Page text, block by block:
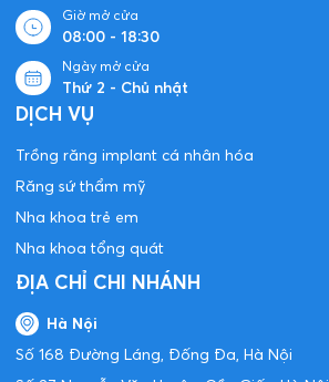
Giờ mở cửa
08:00 - 18:30
Ngày mở cửa
Thứ 2 - Chủ nhật
DỊCH VỤ
Trồng răng implant cá nhân hóa
Răng sứ thẩm mỹ
Nha khoa trẻ em
Nha khoa tổng quát
ĐỊA CHỈ CHI NHÁNH
Hà Nội
Số 168 Đường Láng, Đống Đa, Hà Nội